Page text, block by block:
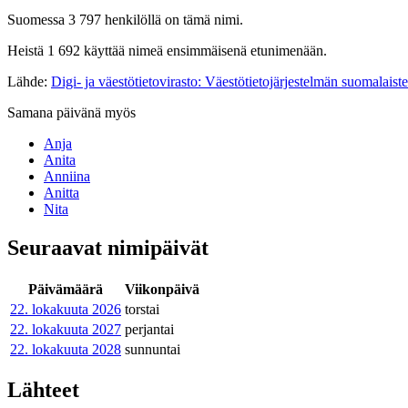
Suomessa 3 797 henkilöllä on tämä nimi.
Heistä 1 692 käyttää nimeä ensimmäisenä etunimenään.
Lähde: Digi- ja väestötietovirasto: Väestötietojärjestelmän
Samana päivänä myös
Anja
Anita
Anniina
Anitta
Nita
Seuraavat nimipäivät
Päivämäärä
Viikonpäivä
22. lokakuuta 2026 torstai
22. lokakuuta 2027 perjantai
22. lokakuuta 2028 sunnuntai
Lähteet